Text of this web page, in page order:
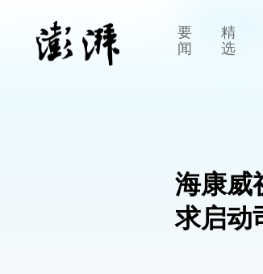
要
闻
精
选
海康威
求启动